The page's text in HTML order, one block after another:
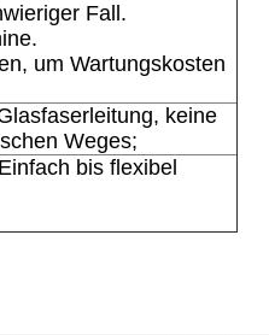
Fall.
um Wartungskosten
keine
Weges;
bis flexibel